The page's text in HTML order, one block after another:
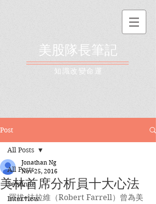
美股隊長筆記
​知識改變命運
Post
All Posts
Seminar
Interview
All Posts
美林首席分析員十大心法
Jonathan Ng
Nov 25, 2016
羅拔•法拉維（Robert Farrell）曾為美